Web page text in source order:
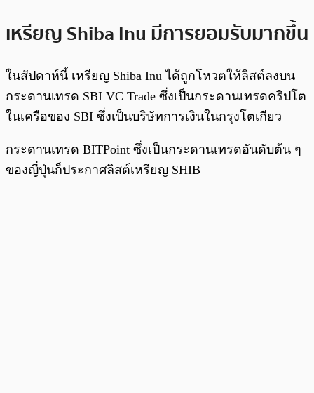
เหรียญ Shiba Inu มีการยอมรับมากขึ้น
ในสัปดาห์นี้ เหรียญ Shiba Inu ได้ถูกโหวตให้ลิสต์ลงบน
กระดานเทรด SBI VC Trade ซึ่งเป็นกระดานเทรดคริปโต
ในเครือของ SBI ซึ่งเป็นบริษัทการเงินในกรุงโตเกียว
กระดานเทรด BITPoint ซึ่งเป็นกระดานเทรดอันดับต้น ๆ
ของญี่ปุ่นก็ประกาศลิสต์เหรียญ SHIB